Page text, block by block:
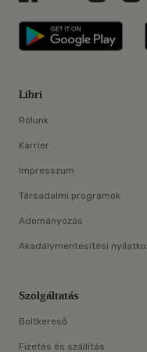
Libri
Rólunk
Karrier
Impresszum
Társadalmi programok
Adományozás
Akadálymentesítési
Szolgáltatás
Boltkereső
Fizetés és szállítás